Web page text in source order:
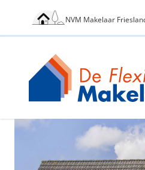
NVM Makelaar